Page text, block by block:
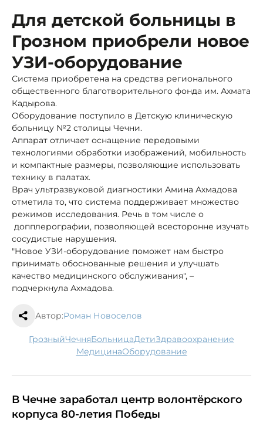
Для детской больницы в
Грозном приобрели новое
УЗИ-оборудование
Система приобретена на средства регионального
общественного благотворительного фонда им. Ахмата
Кадырова.
Оборудование поступило в Детскую клиническую
больницу №2 столицы Чечни.
Аппарат отличает оснащение передовыми
технологиями обработки изображений, мобильность
и компактные размеры, позволяющие использовать
технику в палатах.
Врач ультразвуковой диагностики Амина Ахмадова
отметила то, что система поддерживает множество
режимов исследования. Речь в том числе о
допплерографии, позволяющей всесторонне изучать
сосудистые нарушения.
"Новое УЗИ-оборудование поможет нам быстро
принимать обоснованные решения и улучшать
качество медицинского обслуживания", –
подчеркнула Ахмадова.
Автор:Роман Новоселов
Грозный Чечня больница дети здравоохранение
медицина
оборудование
В Чечне заработал центр волонтёрского
корпуса 80-летия Победы